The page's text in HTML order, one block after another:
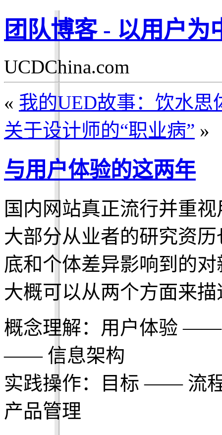
团队博客 - 以用户为
UCDChina.com
« 我的UED故事：饮水思
关于设计师的“职业病” »
与用户体验的这两年
国内网站真正流行并重
大部分从业者的研究资
底和个体差异影响到的
大概可以从两个方面来描
概念理解：用户体验
—— 信息架构
实践操作：目标 ——
产品管理